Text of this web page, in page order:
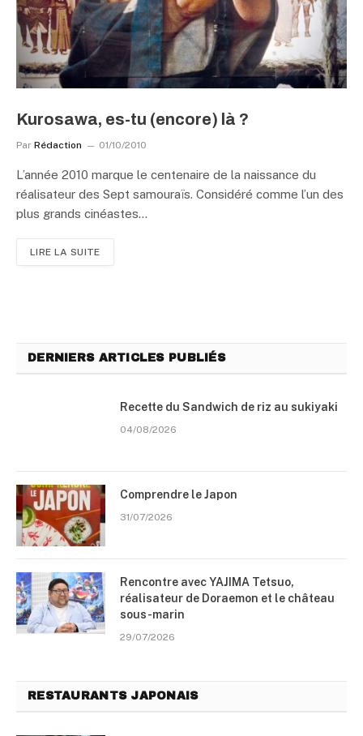
Kurosawa, es-tu (encore) là ?
Par Rédaction 01/10/2010
L’année 2010 marque le centenaire de la naissance du
réalisateur des Sept samouraïs. Considéré comme l’un des
plus grands cinéastes…
LIRE LA SUITE
DERNIERS ARTICLES PUBLIÉS
Recette du Sandwich de riz au sukiyaki
04/08/2026
Comprendre le Japon
31/07/2026
Rencontre avec YAJIMA Tetsuo,
réalisateur de Doraemon et le château
sous-marin
29/07/2026
RESTAURANTS JAPONAIS